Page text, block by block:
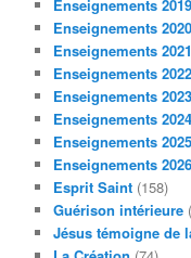
Enseignements 2019
Enseignements 2020
Enseignements 2021
Enseignements 2022
Enseignements 2023
Enseignements 2024
Enseignements 2025
Enseignements 2026
Esprit Saint (158)
Guérison intérieure
Jésus témoigne de